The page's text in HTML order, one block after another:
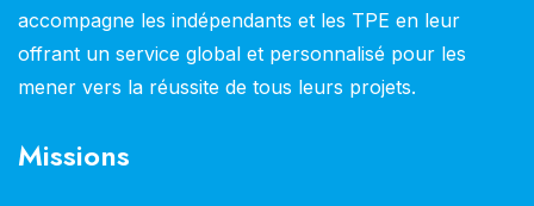
accompagne les indépendants et les TPE en leur
offrant un service global et personnalisé pour les
mener vers la réussite de tous leurs projets.
Missions